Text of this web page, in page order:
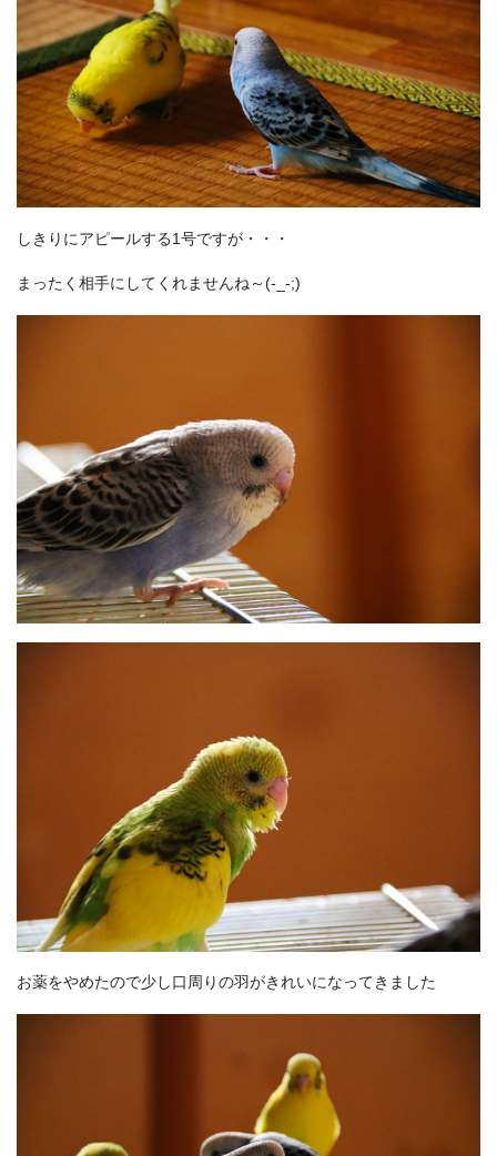
しきりにアピールする1号ですが・・・
まったく相手にしてくれませんね～(-_-;)
お薬をやめたので少し口周りの羽がきれいになってきました